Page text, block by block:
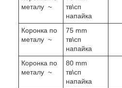
металу ~
тв\сп
напайка
Коронка по
металу ~
75 mm
тв\сп
напайка
Коронка по
металу ~
80 mm
тв\сп
напайка